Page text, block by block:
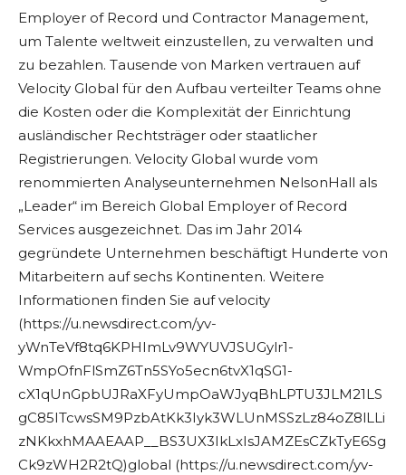
Employer of Record und Contractor Management,
um Talente weltweit einzustellen, zu verwalten und
zu bezahlen. Tausende von Marken vertrauen auf
Velocity Global für den Aufbau verteilter Teams ohne
die Kosten oder die Komplexität der Einrichtung
ausländischer Rechtsträger oder staatlicher
Registrierungen. Velocity Global wurde vom
renommierten Analyseunternehmen NelsonHall als
„Leader“ im Bereich Global Employer of Record
Services ausgezeichnet. Das im Jahr 2014
gegründete Unternehmen beschäftigt Hunderte von
Mitarbeitern auf sechs Kontinenten. Weitere
Informationen finden Sie auf velocity
(https://u.newsdirect.com/yv-
yWnTeVf8tq6KPHImLv9WYUVJSUGylr1-
WmpOfnFlSmZ6Tn5SYo5ecn6tvX1qSG1-
cX1qUnGpbUJRaXFyUmpOaWJyqBhLPTU3JLM21LS
gC85ITcwsSM9PzbAtKk3Iyk3WLUnMSSzLz84oZ8lLLi
zNKkxhMAAEAAP__BS3UX3IkLxIsJAMZEsCZkTyE6Sg
Ck9zWH2R2tQ)global (https://u.newsdirect.com/yv-